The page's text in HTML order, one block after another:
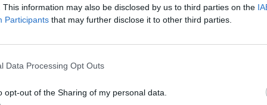
This information may also be disclosed by us to third parties on the
Participants that may further disclose it to other third parties.
Data Processing Opt Outs
opt-out of the Sharing of my personal data.
Hoeveelheid bijwerkingen